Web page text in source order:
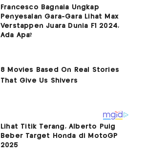
Francesco Bagnaia Ungkap
Penyesalan Gara-Gara Lihat Max
Verstappen Juara Dunia F1 2024,
Ada Apa?
Lihat Titik Terang, Alberto Puig
Beber Target Honda di MotoGP
2025